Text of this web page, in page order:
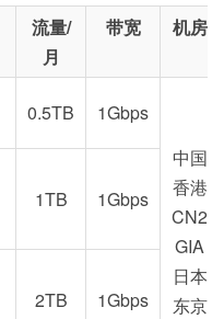
流量/
月
带宽 机房
0.5TB
1Gbps
中国
香港
CN2
GIA
日本
东京
1TB 1Gbps
2TB 1Gbps